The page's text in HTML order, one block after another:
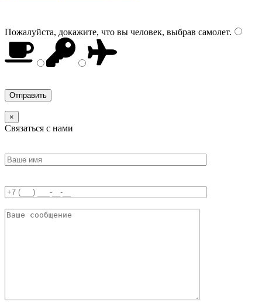
Пожалуйста, докажите, что вы человек, выбрав самолет.
×
Связаться с нами